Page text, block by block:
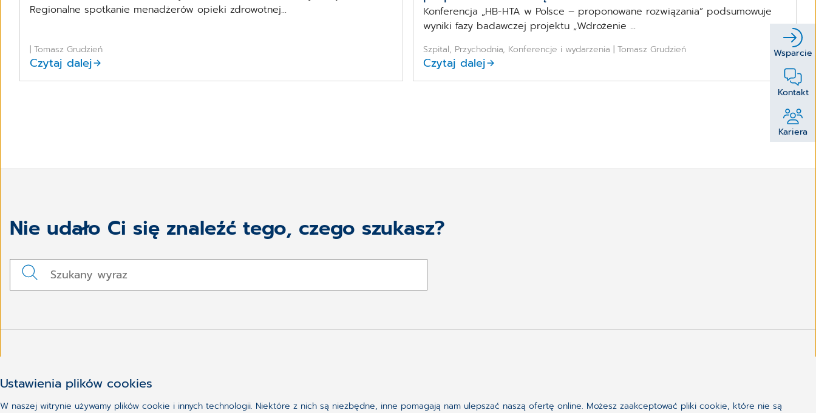
Wsparcie
Kontakt
Kariera
Regionalne spotkanie menadżerów opieki zdrowotnej...
| Tomasz Grudzień
Czytaj dalej
Konferencja „HB-HTA w Polsce – proponowane rozwiązania” podsumowuje
wyniki fazy badawczej projektu „Wdrożenie ...
Szpital, Przychodnia, Konferencje i wydarzenia | Tomasz Grudzień
Czytaj dalej
Nie udało Ci się znaleźć tego, czego szukasz?
Ustawienia plików cookies
W naszej witrynie używamy plików cookie i innych technologii. Niektóre z nich są niezbędne, inne pomagają nam ulepszać naszą ofertę online. Możesz zaakceptować pliki cookie, które nie są